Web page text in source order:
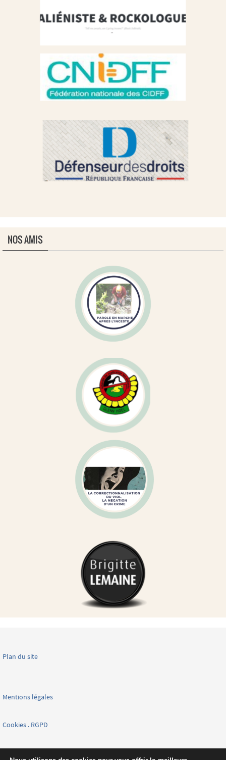
NOS AMIS
Plan du site
Mentions légales
Cookies . RGPD